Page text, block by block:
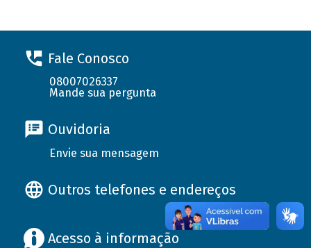
Fale Conosco
08007026337
Mande sua pergunta
Ouvidoria
Envie sua mensagem
Outros telefones e endereços
Acesso à informação